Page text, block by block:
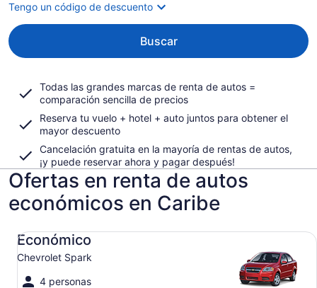
Tengo un código de descuento
Buscar
Todas las grandes marcas de renta de autos =
comparación sencilla de precios
Reserva tu vuelo + hotel + auto juntos para obtener el
mayor descuento
Cancelación gratuita en la mayoría de rentas de autos,
¡y puede reservar ahora y pagar después!
Ofertas en renta de autos
económicos en Caribe
Económico
Chevrolet Spark
4 personas
Económico Chevrolet Spark